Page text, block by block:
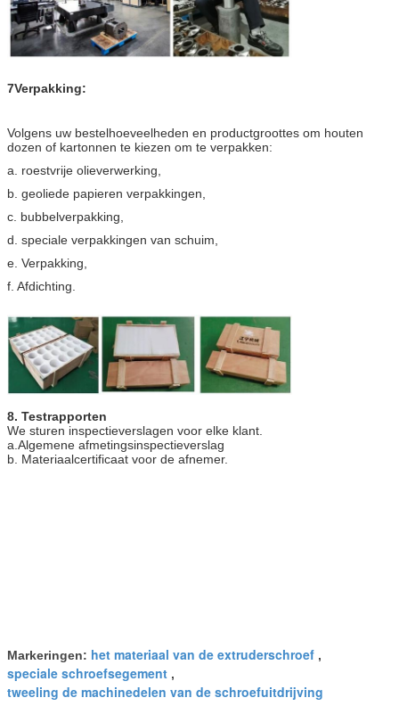
7Verpakking:
Volgens uw bestelhoeveelheden en productgroottes om houten
dozen of kartonnen te kiezen om te verpakken:
a. roestvrije olieverwerking,
b. geoliede papieren verpakkingen,
c. bubbelverpakking,
d. speciale verpakkingen van schuim,
e. Verpakking,
f. Afdichting.
8. Testrapporten
We sturen inspectieverslagen voor elke klant.
a.Algemene afmetingsinspectieverslag
b. Materiaalcertificaat voor de afnemer.
Markeringen: het materiaal van de extruderschroef ,
speciale schroefsegement ,
tweeling de machinedelen van de schroefuitdrijving